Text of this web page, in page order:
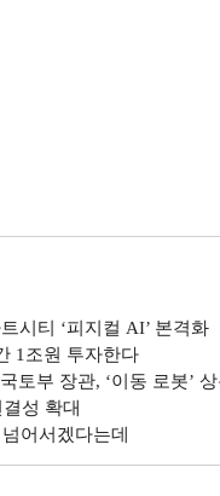
시티 ‘피지컬 AI’ 본격화
1조원 투자한다
부 장관, ‘이동 로봇’ 상
성 확대
어서겠다는데